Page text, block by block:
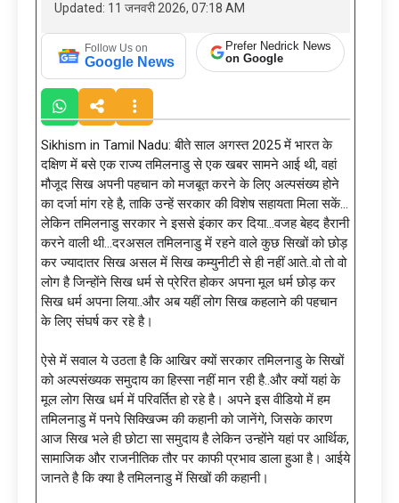
Updated: 11 जनवरी 2026, 07:18 AM
Follow Us on
Google News
Prefer Nedrick News
on Google
Sikhism in Tamil Nadu: बीते साल अगस्त 2025 में भारत के
दक्षिण में बसे एक राज्य तमिलनाडु से एक खबर सामने आई थी, वहां
मौजूद सिख अपनी पहचान को मजबूत करने के लिए अल्पसंख्य होने
का दर्जा मांग रहे है, ताकि उन्हें सरकार की विशेष सहायता मिला सकें…
लेकिन तमिलनाडु सरकार ने इससे इंकार कर दिया…वजह बेहद हैरानी
करने वाली थी…दरअसल तमिलनाडु में रहने वाले कुछ सिखों को छोड़
कर ज्यादातर सिख असल में सिख कम्युनीटी से ही नहीं आते..वो तो वो
लोग है जिन्होंने सिख धर्म से प्रेरित होकर अपना मूल धर्म छोड़ कर
सिख धर्म अपना लिया..और अब यहीं लोग सिख कहलाने की पहचान
के लिए संघर्ष कर रहे है।
ऐसे में सवाल ये उठता है कि आखिर क्यों सरकार तमिलनाडु के सिखों
को अल्पसंख्यक समुदाय का हिस्सा नहीं मान रही है..और क्यों यहां के
मूल लोग सिख धर्म में परिवर्तित हो रहे है। अपने इस वीडियो में हम
तमिलनाडु में पनपे सिक्खिज्म की कहानी को जानेंगे, जिसके कारण
आज सिख भले ही छोटा सा समुदाय है लेकिन उन्होंने यहां पर आर्थिक,
सामाजिक और राजनीतिक तौर पर काफी प्रभाव डाला हुआ है। आईये
जानते है कि क्या है तमिलनाडु में सिखों की कहानी।